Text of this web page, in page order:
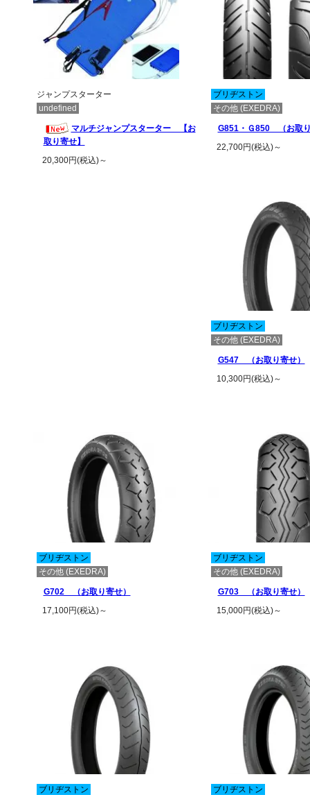
ジャンプスターター
undefined
マルチジャンプスターター 【お
取り寄せ】
20,300円(税込)～
ブリヂストン
その他 (EXEDRA)
G851・Ｇ850 （お取
22,700円(税込)～
ブリヂストン
その他 (EXEDRA)
G547 （お取り寄せ）
10,300円(税込)～
ブリヂストン
その他 (EXEDRA)
G702 （お取り寄せ）
17,100円(税込)～
ブリヂストン
その他 (EXEDRA)
G703 （お取り寄せ）
15,000円(税込)～
ブリヂストン
ブリヂストン